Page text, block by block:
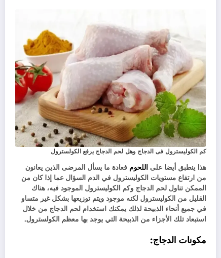
كم الكوليسترول فى الدجاج وهل لحم الدجاج يرفع الكولسترول
هذا ينطبق أيضا على اللحوم فعادة ما يسأل المرضى الذين يعانون
من ارتفاع مستويات الكوليسترول في الدم السؤال عما إذا كان من
الممكن تناول لحم الدجاج وكم الكوليسترول الموجود فيه، هناك
القليل من الكوليسترول لكنه موجود ويتم توزيعها بشكل غير متساو
في جميع أنحاء الذبيحة لذلك يمكنك استخدام لحم الدجاج من خلال
استبعاد تلك الأجزاء من الذبيحة التي يوجد بها معظم الكولسترول.
مكونات الدجاج: